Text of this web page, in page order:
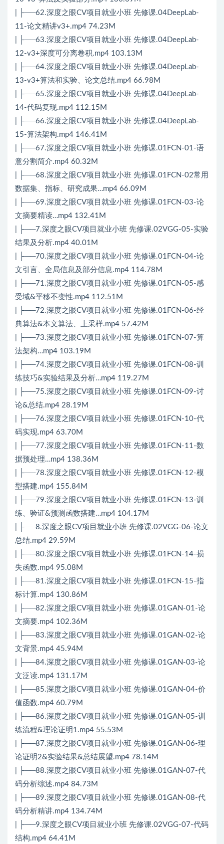
| ├──62.深度之眼CV项目就业小班 先修课.04DeepLab-
11-论文精讲v3+.mp4 74.23M
| ├──63.深度之眼CV项目就业小班 先修课.04DeepLab-
12-v3+深度可分离卷积.mp4 103.13M
| ├──64.深度之眼CV项目就业小班 先修课.04DeepLab-
13-v3+算法和实验、论文总结.mp4 66.98M
| ├──65.深度之眼CV项目就业小班 先修课.04DeepLab-
14-代码复现.mp4 112.15M
| ├──66.深度之眼CV项目就业小班 先修课.04DeepLab-
15-算法架构.mp4 146.41M
| ├──67.深度之眼CV项目就业小班 先修课.01FCN-01-语
意分割简介.mp4 60.32M
| ├──68.深度之眼CV项目就业小班 先修课.01FCN-02常用
数据集、指标、研究成果…mp4 66.09M
| ├──69.深度之眼CV项目就业小班 先修课.01FCN-03-论
文摘要精读…mp4 132.41M
| ├──7.深度之眼CV项目就业小班 先修课.02VGG-05-实验
结果及分析.mp4 40.01M
| ├──70.深度之眼CV项目就业小班 先修课.01FCN-04-论
文引言、全局信息及部分信息.mp4 114.78M
| ├──71.深度之眼CV项目就业小班 先修课.01FCN-05-感
受域&平移不变性.mp4 112.51M
| ├──72.深度之眼CV项目就业小班 先修课.01FCN-06-经
典算法&本文算法、上采样.mp4 57.42M
| ├──73.深度之眼CV项目就业小班 先修课.01FCN-07-算
法架构…mp4 103.19M
| ├──74.深度之眼CV项目就业小班 先修课.01FCN-08-训
练技巧&实验结果及分析…mp4 119.27M
| ├──75.深度之眼CV项目就业小班 先修课.01FCN-09-讨
论&总结.mp4 28.19M
| ├──76.深度之眼CV项目就业小班 先修课.01FCN-10-代
码实现.mp4 63.70M
| ├──77.深度之眼CV项目就业小班 先修课.01FCN-11-数
据预处理…mp4 138.36M
| ├──78.深度之眼CV项目就业小班 先修课.01FCN-12-模
型搭建.mp4 155.84M
| ├──79.深度之眼CV项目就业小班 先修课.01FCN-13-训
练、验证&预测函数搭建…mp4 104.17M
| ├──8.深度之眼CV项目就业小班 先修课.02VGG-06-论文
总结.mp4 29.59M
| ├──80.深度之眼CV项目就业小班 先修课.01FCN-14-损
失函数.mp4 95.08M
| ├──81.深度之眼CV项目就业小班 先修课.01FCN-15-指
标计算.mp4 130.86M
| ├──82.深度之眼CV项目就业小班 先修课.01GAN-01-论
文摘要.mp4 102.36M
| ├──83.深度之眼CV项目就业小班 先修课.01GAN-02-论
文背景.mp4 45.94M
| ├──84.深度之眼CV项目就业小班 先修课.01GAN-03-论
文泛读.mp4 131.17M
| ├──85.深度之眼CV项目就业小班 先修课.01GAN-04-价
值函数.mp4 60.79M
| ├──86.深度之眼CV项目就业小班 先修课.01GAN-05-训
练流程&理论证明1.mp4 55.53M
| ├──87.深度之眼CV项目就业小班 先修课.01GAN-06-理
论证明2&实验结果&总结展望.mp4 78.14M
| ├──88.深度之眼CV项目就业小班 先修课.01GAN-07-代
码分析综述.mp4 84.73M
| ├──89.深度之眼CV项目就业小班 先修课.01GAN-08-代
码分析精讲.mp4 134.74M
| ├──9.深度之眼CV项目就业小班 先修课.02VGG-07-代码
结构.mp4 64.41M